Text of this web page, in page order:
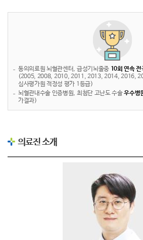
동의의료원 뇌혈관센터, 급성기뇌줄중 10회 연속
(2005, 2008, 2010, 2011, 2013, 2014, 2016,
심사평가원 적정성 평가 1등급)
뇌혈관내수술 인증병원, 최첨단 고난도 수술우수병
가결과)
의료진 소개